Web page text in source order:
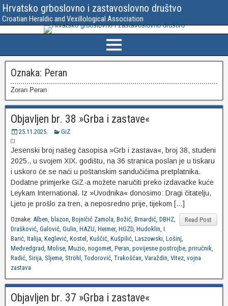
Hrvatsko grboslovno i zastavoslovno društvo
Croatian Heraldic and Vexillological Association
Oznaka: Peran
Zoran Peran
Objavljen br. 38 »Grba i zastave«
25.11.2025. GiZ
Jesenski broj našeg časopisa »Grb i zastava«, broj 38, studeni
2025., u svojem XIX. godištu, na 36 stranica poslan je u tiskaru
i uskoro će se naći u poštanskim sandučićima pretplatnika.
Dodatne primjerke GiZ-a možete naručiti preko izdavačke kuće
Leykam International. Iz »Uvodnika« donosimo: Dragi čitatelju,
Ljeto je prošlo za tren, a neposredno prije, tijekom […]
Read Post
Oznake: Alben, blazon, Bojničić Zamola, Božić, Brnardić, DBHZ,
Drašković, Galović, Gulin, HAZU, Heimer, HGZD, Hudoklin, I.
Barić, Italija, Keglević, Kostel , Kuščić, Kušpilić, Laszowski, Lošinj,
Medvedgrad, Molise, Muzio, nogomet, Peran, povijesne postrojbe, priručnik,
Radić, Sirija, Sljeme, Ströhl , Todorović, Trakošćan, Varaždin, Vitez, vojna
zastava
Objavljen br. 37 »Grba i zastave«